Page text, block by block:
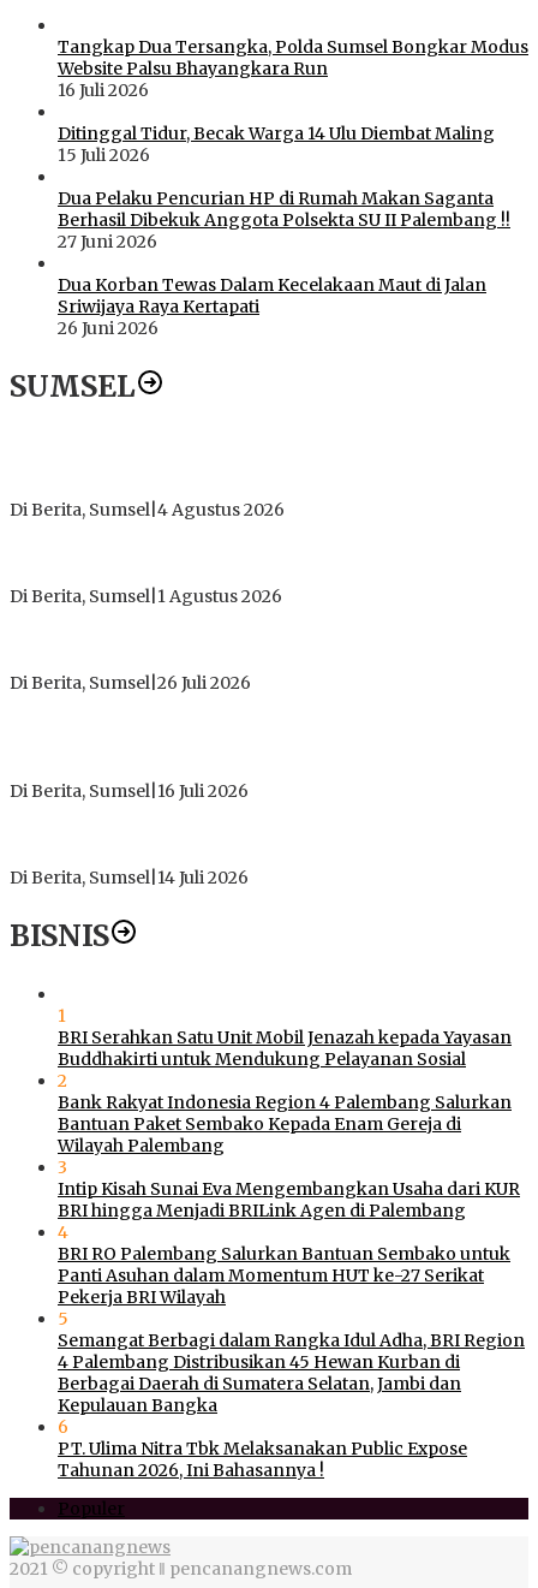
Tangkap Dua Tersangka, Polda Sumsel Bongkar Modus
Website Palsu Bhayangkara Run
16 Juli 2026
Ditinggal Tidur, Becak Warga 14 Ulu Diembat Maling
15 Juli 2026
Dua Pelaku Pencurian HP di Rumah Makan Saganta
Berhasil Dibekuk Anggota Polsekta SU II Palembang !!
27 Juni 2026
Dua Korban Tewas Dalam Kecelakaan Maut di Jalan
Sriwijaya Raya Kertapati
26 Juni 2026
SUMSEL
Di Berita, Sumsel 4 Agustus 2026
Di Berita, Sumsel 1 Agustus 2026
Di Berita, Sumsel 26 Juli 2026
Di Berita, Sumsel 16 Juli 2026
Di Berita, Sumsel 14 Juli 2026
BISNIS
1
BRI Serahkan Satu Unit Mobil Jenazah kepada Yayasan
Buddhakirti untuk Mendukung Pelayanan Sosial
2
Bank Rakyat Indonesia Region 4 Palembang Salurkan
Bantuan Paket Sembako Kepada Enam Gereja di
Wilayah Palembang
3
Intip Kisah Sunai Eva Mengembangkan Usaha dari KUR
BRI hingga Menjadi BRILink Agen di Palembang
4
BRI RO Palembang Salurkan Bantuan Sembako untuk
Panti Asuhan dalam Momentum HUT ke-27 Serikat
Pekerja BRI Wilayah
5
Semangat Berbagi dalam Rangka Idul Adha, BRI Region
4 Palembang Distribusikan 45 Hewan Kurban di
Berbagai Daerah di Sumatera Selatan, Jambi dan
Kepulauan Bangka
6
PT. Ulima Nitra Tbk Melaksanakan Public Expose
Tahunan 2026, Ini Bahasannya !
Populer
2021 © copyright ‖ pencanangnews.com